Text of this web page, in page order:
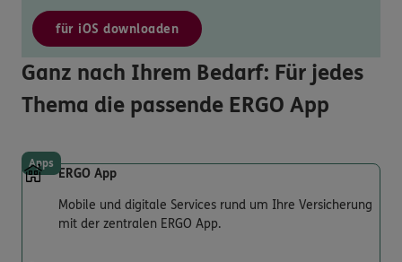
für iOS downloaden
Ganz nach Ihrem Bedarf: Für jedes
Thema die passende ERGO App
Apps
ERGO App
Mobile und digitale Services rund um Ihre Versicherung
mit der zentralen ERGO App.